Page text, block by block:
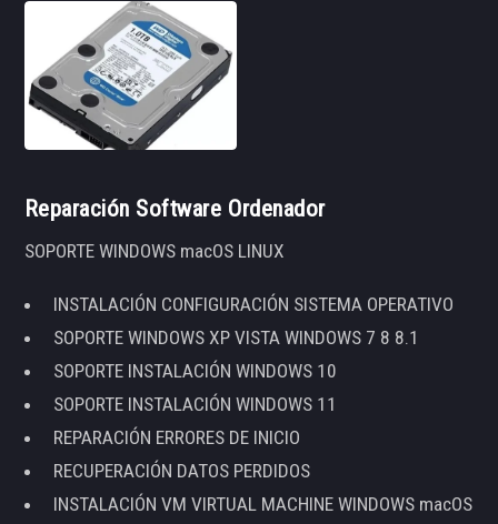
Reparación Software Ordenador
SOPORTE WINDOWS macOS LINUX
INSTALACIÓN CONFIGURACIÓN SISTEMA OPERATIVO
SOPORTE WINDOWS XP VISTA WINDOWS 7 8 8.1
SOPORTE INSTALACIÓN WINDOWS 10
SOPORTE INSTALACIÓN WINDOWS 11
REPARACIÓN ERRORES DE INICIO
RECUPERACIÓN DATOS PERDIDOS
INSTALACIÓN VM VIRTUAL MACHINE WINDOWS macOS